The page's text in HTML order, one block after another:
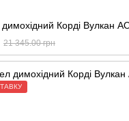
димохідний Корді Вулкан
21 345.00 грн